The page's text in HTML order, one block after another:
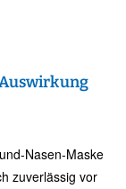
Nasen-Maske
zuverlässig vor